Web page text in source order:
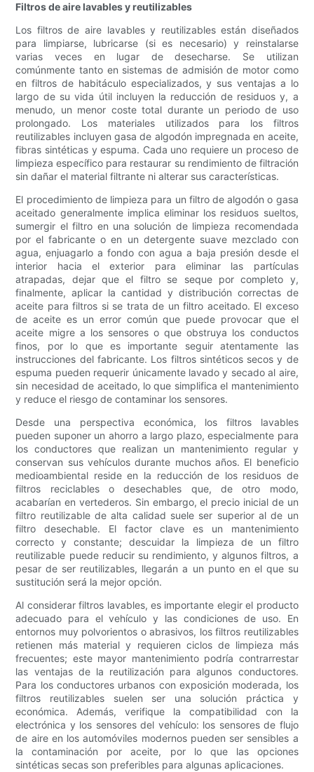
Filtros de aire lavables y reutilizables
Los filtros de aire lavables y reutilizables están diseñados
para limpiarse, lubricarse (si es necesario) y reinstalarse
varias veces en lugar de desecharse. Se utilizan
comúnmente tanto en sistemas de admisión de motor como
en filtros de habitáculo especializados, y sus ventajas a lo
largo de su vida útil incluyen la reducción de residuos y, a
menudo, un menor coste total durante un periodo de uso
prolongado. Los materiales utilizados para los filtros
reutilizables incluyen gasa de algodón impregnada en aceite,
fibras sintéticas y espuma. Cada uno requiere un proceso de
limpieza específico para restaurar su rendimiento de filtración
sin dañar el material filtrante ni alterar sus características.
El procedimiento de limpieza para un filtro de algodón o gasa
aceitado generalmente implica eliminar los residuos sueltos,
sumergir el filtro en una solución de limpieza recomendada
por el fabricante o en un detergente suave mezclado con
agua, enjuagarlo a fondo con agua a baja presión desde el
interior hacia el exterior para eliminar las partículas
atrapadas, dejar que el filtro se seque por completo y,
finalmente, aplicar la cantidad y distribución correctas de
aceite para filtros si se trata de un filtro aceitado. El exceso
de aceite es un error común que puede provocar que el
aceite migre a los sensores o que obstruya los conductos
finos, por lo que es importante seguir atentamente las
instrucciones del fabricante. Los filtros sintéticos secos y de
espuma pueden requerir únicamente lavado y secado al aire,
sin necesidad de aceitado, lo que simplifica el mantenimiento
y reduce el riesgo de contaminar los sensores.
Desde una perspectiva económica, los filtros lavables
pueden suponer un ahorro a largo plazo, especialmente para
los conductores que realizan un mantenimiento regular y
conservan sus vehículos durante muchos años. El beneficio
medioambiental reside en la reducción de los residuos de
filtros reciclables o desechables que, de otro modo,
acabarían en vertederos. Sin embargo, el precio inicial de un
filtro reutilizable de alta calidad suele ser superior al de un
filtro desechable. El factor clave es un mantenimiento
correcto y constante; descuidar la limpieza de un filtro
reutilizable puede reducir su rendimiento, y algunos filtros, a
pesar de ser reutilizables, llegarán a un punto en el que su
sustitución será la mejor opción.
Al considerar filtros lavables, es importante elegir el producto
adecuado para el vehículo y las condiciones de uso. En
entornos muy polvorientos o abrasivos, los filtros reutilizables
retienen más material y requieren ciclos de limpieza más
frecuentes; este mayor mantenimiento podría contrarrestar
las ventajas de la reutilización para algunos conductores.
Para los conductores urbanos con exposición moderada, los
filtros reutilizables suelen ser una solución práctica y
económica. Además, verifique la compatibilidad con la
electrónica y los sensores del vehículo: los sensores de flujo
de aire en los automóviles modernos pueden ser sensibles a
la contaminación por aceite, por lo que las opciones
sintéticas secas son preferibles para algunas aplicaciones.